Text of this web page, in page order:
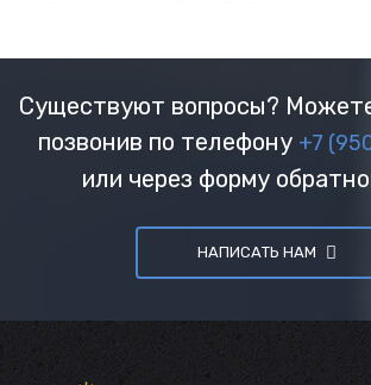
Существуют вопросы?
позвонив по телефону +7
или через форму
НАПИСАТЬ НАМ